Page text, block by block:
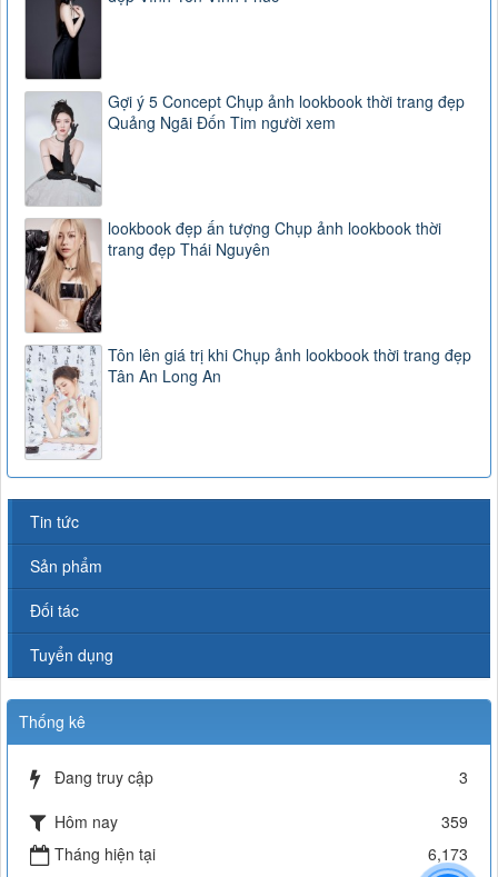
Gợi ý 5 Concept Chụp ảnh lookbook thời trang đẹp
Quảng Ngãi Đốn Tim người xem
lookbook đẹp ấn tượng Chụp ảnh lookbook thời
trang đẹp Thái Nguyên
Tôn lên giá trị khi Chụp ảnh lookbook thời trang đẹp
Tân An Long An
Tin tức
Sản phẩm
Đối tác
Tuyển dụng
Thống kê
Đang truy cập
3
Hôm nay
359
Tháng hiện tại
6,173